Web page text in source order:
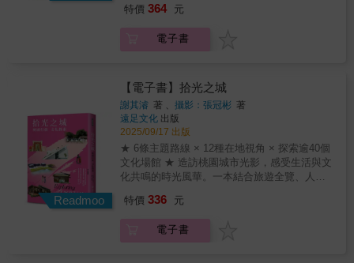
&hellip;&hellip;超過50個精選據點，不一樣的台
市......6個在地日常旅行提案，完美詮釋旅行即
一幅幅動人的日常畫面，讓你忍不住想要一探
究竟這座迷人的城。 從人、從生活的氣息、從
有溫度的場域，陪你一起感受台北。 藉著獨特
的視角，溫情的筆觸，捕捉盆地裡外的風景，
組織成一本可以反覆咀嚼回味的台北現場。台
灣人，會重新認識這個總是創造驚喜的都會。
異鄉人，會愛上這座處處都值得玩味的城市。
距離初版上市的時間，我們一起翻過疫情的高
峰，迎來開放的新世界，台北這座城也悄悄地
遷，於是男子們重新上路，悉心整理這些心頭
好，增減刪補，完成了「台北多謝2.0」。 男子
特價 364 元
電子書
Readmoo
【電子書】拾光之城
謝其濬 著 、攝影：張冠彬 著
遠足文化 出版
2025/09/17 出版
★ 6條主題路線 × 12種在地視角 × 探索逾40個
文化場館 ★ 造訪桃園城市光影，感受生活與文
化共鳴的時光風華。一本結合旅遊全覽、人文
線插畫地圖】☆ 書衣即地圖，即刻出發探索！
香，桃園的文化風景豐富而多元。精心規劃的6
特價 336 元
電子書